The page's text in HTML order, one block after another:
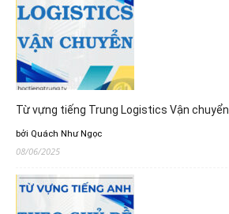
Từ vựng tiếng Trung Logistics Vận chuyển
bởi Quách Như Ngọc
08/06/2025